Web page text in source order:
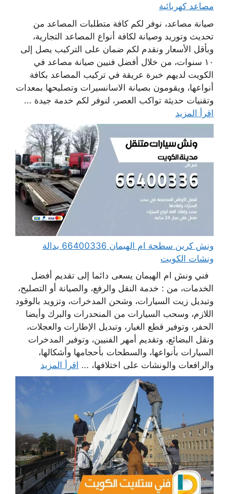
مصاعد كهربائية
صيانة مصاعد، نوفر لكم كافة متطلبات المصاعد من
تحديث وتوريد وصيانة لكافة أنواع المصاعد التجارية،
وبأقل الأسعار ونقدم لكم ضمان على التركيب يصل إلى
١٠ سنوات، من خلال أفضل فنيين صيانة مصاعد في
الكويت لديهم خبرة عريقة في تركيب المصاعد بكافة
أنواعها، ويقومون بصيانة الاسانسيرات وتصليحها بمعدات
وتقنيات حديثة تواكب العصر، لنوفر لكم خدمة جيدة ...
اقرأ المزيد
ونش كرين سطحة ام الهيمان 66400336 بدالة
ونشات الكويت
فني ونش ام الهيمان يسعى دائما إلى تقديم أفضل
الخدمات، من : خدمة النقل والرفع، والصيانة أو التصليح،
وتبديل زيت السيارات، وشحن المدخرات، وتزويد بالوقود
اللازم، وسحب السيارات من المنحدرات والبرك وأيضا
الحفر، وتوفير قطع الغيار، وتبديل الإطارات والعجلات،
ونقل البضائع، وتقديم أمهر الفنيين، وتوفير المدخرات
السيارات بأنواعها، والسطحات بأحجامها وأشكالها،
والرافعات والونشات على اختلافها، ... اقرأ المزيد